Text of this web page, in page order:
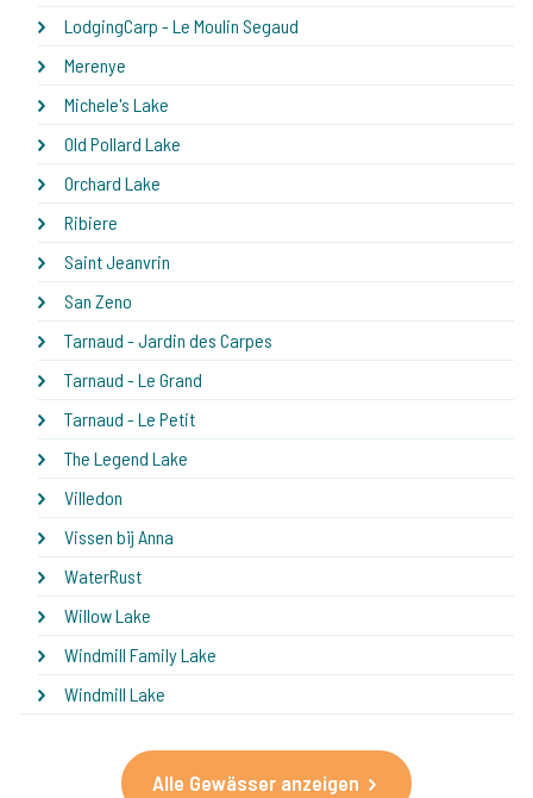
LodgingCarp - Le Moulin Segaud
Merenye
Michele's Lake
Old Pollard Lake
Orchard Lake
Ribiere
Saint Jeanvrin
San Zeno
Tarnaud - Jardin des Carpes
Tarnaud - Le Grand
Tarnaud - Le Petit
The Legend Lake
Villedon
Vissen bij Anna
WaterRust
Willow Lake
Windmill Family Lake
Windmill Lake
Alle Gewässer anzeigen